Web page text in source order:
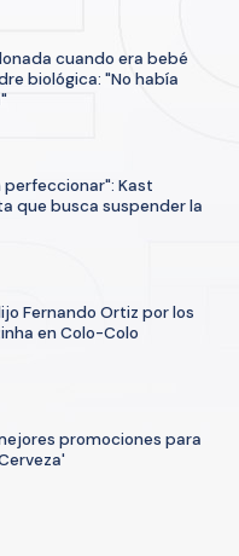
cuando era bebé
biológica: "No había
perfeccionar": Kast
que busca suspender la
Fernando Ortiz por los
en Colo-Colo
promociones para